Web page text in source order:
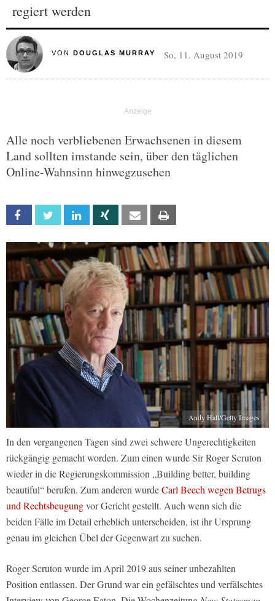
regiert werden
VON DOUGLAS MURRAY So, 11. August 2019
Alle noch verbliebenen Erwachsenen in diesem
Land sollten imstande sein, über den täglichen
Online-Wahnsinn hinwegzusehen
Facebook Twitter Linkedin Xing Email
Andy Hall/Getty Images
In den vergangenen Tagen sind zwei schwere Ungerechtigkeiten
rückgängig gemacht worden. Zum einen wurde Sir Roger Scruton
wieder in die Regierungskommission „Building better, building
beautiful“ berufen. Zum anderen wurdeCarl Beech wegen Betrugs
und Rechtsbeugungvor Gericht gestellt. Auch wenn sich die
beiden Fälle im Detail erheblich unterscheiden, ist ihr Ursprung
genau im gleichen Übel der Gegenwart zu suchen.
Roger Scruton wurde im April 2019 aus seiner unbezahlten
Position entlassen. Der Grund war ein gefälschtes und verfälschtes